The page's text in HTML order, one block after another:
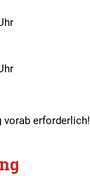
vorab erforderlich!